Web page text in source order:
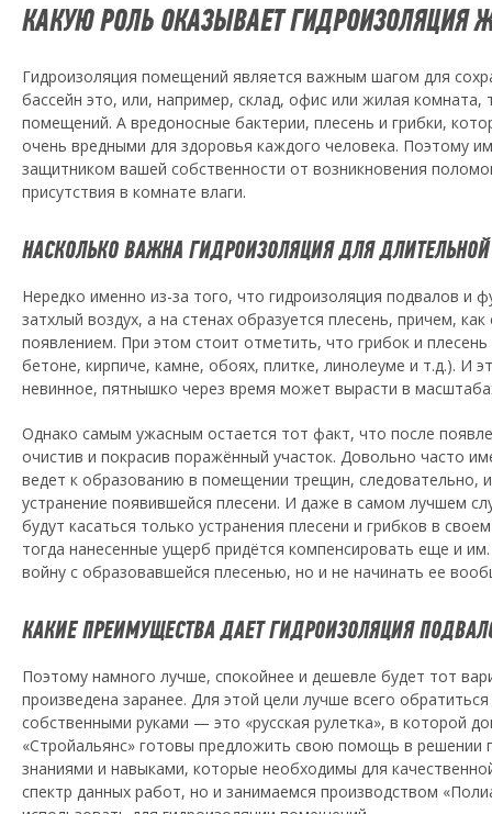
КАКУЮ РОЛЬ ОКАЗЫВАЕТ
Гидроизоляция помещений является важным шагом для
бассейн это, или, например, склад, офис или жилая
помещений. А вредоносные бактерии, плесень и грибки,
очень вредными для здоровья каждого человека. Поэтому
защитником вашей собственности от возникновения
присутствия в комнате влаги.
НАСКОЛЬКО ВАЖНА ГИДРОИЗОЛЯЦИЯ ДЛЯ
Нередко именно из-за того, что гидроизоляция подвалов и
затхлый воздух, а на стенах образуется плесень, причем,
появлением. При этом стоит отметить, что грибок и
бетоне, кирпиче, камне, обоях, плитке, линолеуме и т.д.). И
невинное, пятнышко через время может вырасти в
Однако самым ужасным остается тот факт, что после
очистив и покрасив поражённый участок. Довольно часто
ведет к образованию в помещении трещин,
устранение появившейся плесени. И даже в самом лучшем
будут касаться только устранения плесени и грибков в
тогда нанесенные ущерб придётся компенсировать еще и
войну с образовавшейся плесенью, но и не начинать ее
КАКИЕ ПРЕИМУЩЕСТВА ДАЕТ ГИДРОИЗОЛЯЦИЯ
Поэтому намного лучше, спокойнее и дешевле будет тот
произведена заранее. Для этой цели лучше всего
собственными руками — это «русская рулетка», в которой
«Стройальянс» готовы предложить свою помощь в
знаниями и навыками, которые необходимы для
спектр данных работ, но и занимаемся производством